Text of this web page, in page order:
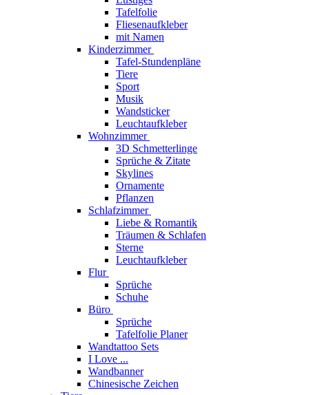
Tafelfolie
Fliesenaufkleber
mit Namen
Kinderzimmer
Tafel-Stundenpläne
Tiere
Sport
Musik
Wandsticker
Leuchtaufkleber
Wohnzimmer
3D Schmetterlinge
Sprüche & Zitate
Skylines
Ornamente
Pflanzen
Schlafzimmer
Liebe & Romantik
Träumen & Schlafen
Sterne
Leuchtaufkleber
Flur
Sprüche
Schuhe
Büro
Sprüche
Tafelfolie Planer
Wandtattoo Sets
I Love ...
Wandbanner
Chinesische Zeichen